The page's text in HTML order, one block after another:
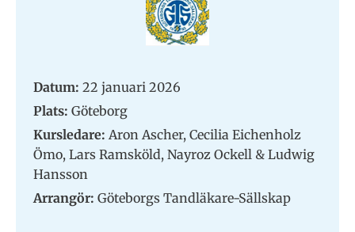
Datum: 22 januari 2026
Plats: Göteborg
Kursledare: Aron Ascher, Cecilia Eichenholz
Ömo, Lars Ramsköld, Nayroz Ockell & Ludwig
Hansson
Arrangör: Göteborgs Tandläkare-Sällskap